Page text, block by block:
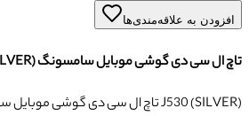
افزودن به علاقه‌مندی‌ها
تاچ ال سی دی گوشی موبایل سامسونگ J530 (SILVER)
تاچ ال سی دی گوشی موبایل سامسونگ J530 (SILVER)